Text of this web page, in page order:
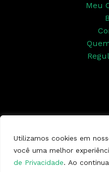
Utilizamos cookies em
você uma melhor
de Privacidade. Ao
Meu